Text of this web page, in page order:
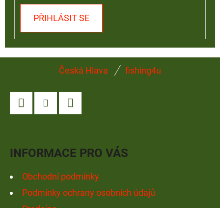
PŘIHLÁSIT SE
Česká Hlava fishing4u
INFORMACE PRO VÁS
Obchodní podmínky
Podmínky ochrany osobních údajů